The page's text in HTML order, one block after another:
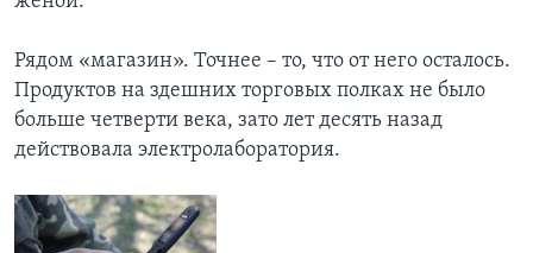
Рядом «магазин». Точнее – то, что от него осталось.
Продуктов на здешних торговых полках не было
больше четверти века, зато лет десять назад
действовала электролаборатория.